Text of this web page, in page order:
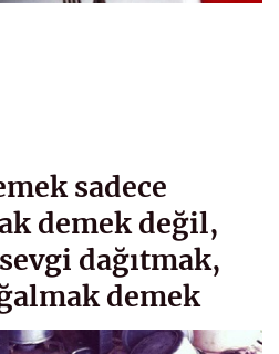
sadece
demek değil,
dağıtmak,
demek